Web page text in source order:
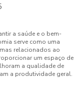
a saúde e o bem-
serve como uma
relacionados ao
um espaço de
a qualidade de
a produtividade geral.